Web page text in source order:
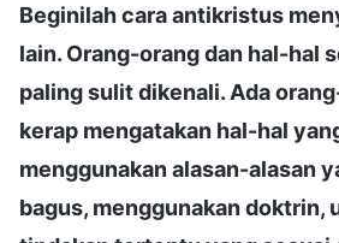
Beginilah cara antikristus
lain. Orang-orang dan hal-hal
paling sulit dikenali. Ada
kerap mengatakan hal-hal
menggunakan alasan-alasan
bagus, menggunakan doktrin,